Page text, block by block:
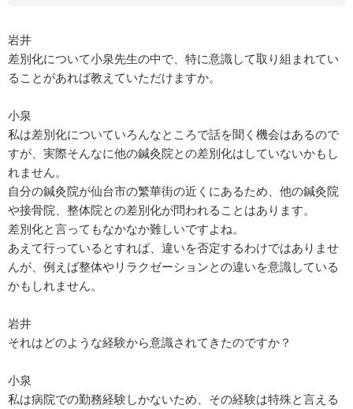
岩井
差別化について小泉先生の中で、特に意識して取り組まれてい
ることがあれば教えていただけますか。
小泉
私は差別化についていろんなところで話を聞く機会はあるので
すが、実際そんなに他の鍼灸院との差別化はしていないかもし
れません。
自分の鍼灸院が仙台市の繁華街の近くにあるため、他の鍼灸院
や接骨院、整体院との差別化が問われることはあります。
差別化と言ってもなかなか難しいですよね。
あえて行っているとすれば、違いを否定するわけではありませ
んが、例えば整体やリラクゼーションとの違いを意識している
かもしれません。
岩井
それはどのような経験から意識されてきたのですか？
小泉
私は病院での勤務経験しかないため、その経験は特殊と言える